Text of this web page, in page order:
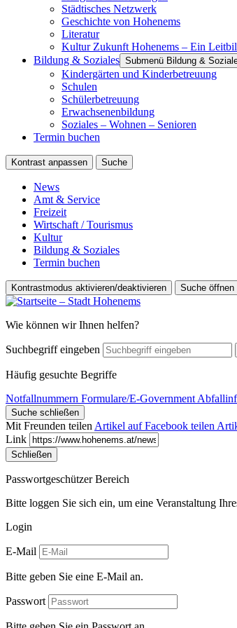
Städtisches Netzwerk
Geschichte von Hohenems
Literatur
Kultur Zukunft Hohenems – Ein
Bildung & Soziales Submenü Bildung &
Kindergärten und Kinderbetreuung
Schulen
Schülerbetreuung
Erwachsenenbildung
Soziales – Wohnen – Senioren
Termin buchen
Kontrast anpassen Suche
News
Amt & Service
Freizeit
Wirtschaft / Tourismus
Kultur
Bildung & Soziales
Termin buchen
Kontrastmodus aktivieren/deaktivieren Suche öffnen
Wie können wir Ihnen helfen?
Suchbegriff eingeben
Häufig gesuchte Begriffe
Notfallnummern Formulare/E-Government
Suche schließen
Mit Freunden teilen Artikel auf Facebook teilen
Link
Schließen
Passwortgeschützer Bereich
Bitte loggen Sie sich ein, um eine Veranstaltung
Login
E-Mail
Bitte geben Sie eine E-Mail an.
Passwort